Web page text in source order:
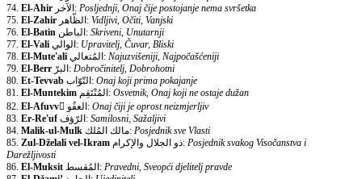
74. El-Ahir الآخر: Posljednji, Onaj čije postojanje nema svršetka
75. El-Zahir الظّاهر: Vidljivi, Očiti, Vanjski
76. El-Batin الباطن: Skriveni, Unutarnji
77. El-Vali الوالي: Upravitelj, Čuvar, Bliski
78. El-Mute'ali المُتعالي: Najuzvišeniji, Najpočašćeniji
79. El-Berr البرّ: Dobročinitelj, Dobrohotni
80. Et-Tevvab التّوّاب: Onaj koji prima pokajanje
81. El-Muntekim المُنْتَقِم: Osvetnik, Onaj koji ne ostaje dužan
82. El-Afuvv ّالعفُو: Onaj čiji je oprost neizmjerljiv
83. Er-Re'uf الرّؤف: Samilosni, Sažaljivi
84. Malik-ul-Mulk مالك المُلك: Posjednik sve Vlasti
85. Zul-Dželali vel-Ikram ذو الجلال والإكرام: Posjednik svakog Visočanstva i
Darežljivosti
86. El-Muksit المُقسط: Pravedni, Sveopći djelitelj pravde